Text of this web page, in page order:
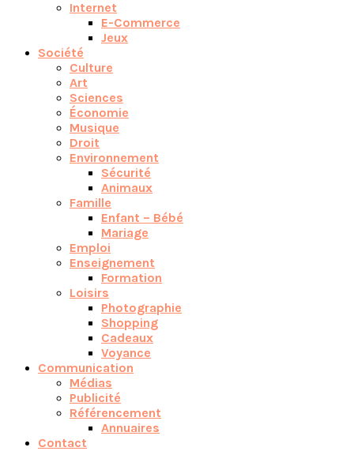
Internet
E-Commerce
Jeux
Société
Culture
Art
Sciences
Économie
Musique
Droit
Environnement
Sécurité
Animaux
Famille
Enfant – Bébé
Mariage
Emploi
Enseignement
Formation
Loisirs
Photographie
Shopping
Cadeaux
Voyance
Communication
Médias
Publicité
Référencement
Annuaires
Contact